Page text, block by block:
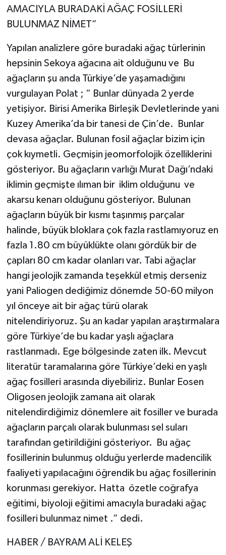
AMACIYLA BURADAKİ AĞAÇ FOSİLLERİ
BULUNMAZ NİMET”
Yapılan analizlere göre buradaki ağaç türlerinin
hepsinin Sekoya ağacına ait olduğunu ve Bu
ağaçların şu anda Türkiye’de yaşamadığını
vurgulayan Polat ; “ Bunlar dünyada 2 yerde
yetişiyor. Birisi Amerika Birleşik Devletlerinde yani
Kuzey Amerika’da bir tanesi de Çin’de. Bunlar
devasa ağaçlar. Bulunan fosil ağaçlar bizim için
çok kıymetli. Geçmişin jeomorfolojik özelliklerini
gösteriyor. Bu ağaçların varlığı Murat Dağı’ndaki
iklimin geçmişte ılıman bir iklim olduğunu ve
akarsu kenarı olduğunu gösteriyor. Bulunan
ağaçların büyük bir kısmı taşınmış parçalar
halinde, büyük bloklara çok fazla rastlamıyoruz en
fazla 1.80 cm büyüklükte olanı gördük bir de
çapları 80 cm kadar olanları var. Tabi ağaçlar
hangi jeolojik zamanda teşekkül etmiş derseniz
yani Paliogen dediğimiz dönemde 50-60 milyon
yıl önceye ait bir ağaç türü olarak
nitelendiriyoruz. Şu an kadar yapılan araştırmalara
göre Türkiye’de bu kadar yaşlı ağaçlara
rastlanmadı. Ege bölgesinde zaten ilk. Mevcut
literatür taramalarına göre Türkiye’deki en yaşlı
ağaç fosilleri arasında diyebiliriz. Bunlar Eosen
Oligosen jeolojik zamana ait olarak
nitelendirdiğimiz dönemlere ait fosiller ve burada
ağaçların parçalı olarak bulunması sel suları
tarafından getirildiğini gösteriyor. Bu ağaç
fosillerinin bulunmuş olduğu yerlerde madencilik
faaliyeti yapılacağını öğrendik bu ağaç fosillerinin
korunması gerekiyor. Hatta özetle coğrafya
eğitimi, biyoloji eğitimi amacıyla buradaki ağaç
fosilleri bulunmaz nimet .” dedi.
HABER / BAYRAM ALİ KELEŞ